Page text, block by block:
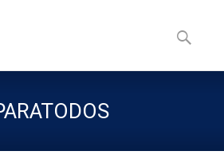
to
content
por: